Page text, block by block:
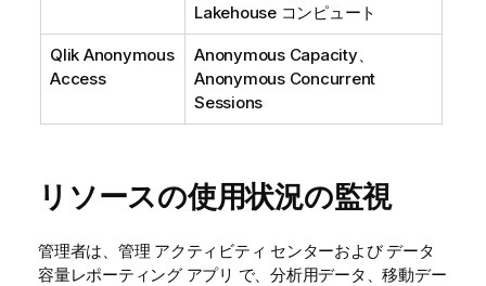
Lakehouse コンピュート
Qlik Anonymous
Access
Anonymous Capacity、
Anonymous Concurrent
Sessions
リソースの使用状況の監視
管理者は、 管理 アクティビティ センターおよびデータ
容量レポーティング アプリ で、分析用データ、移動デー